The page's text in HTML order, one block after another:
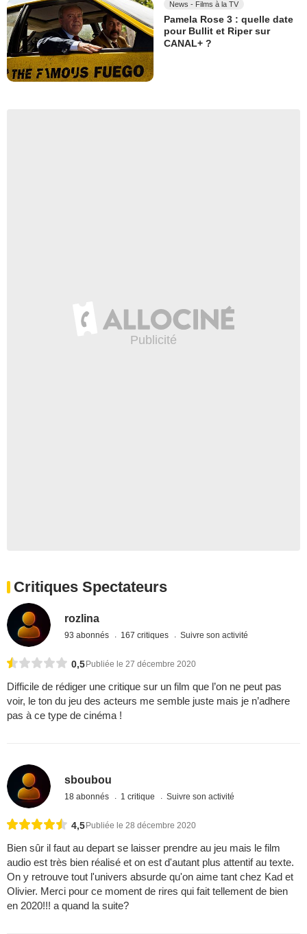
News - Films à la TV
Pamela Rose 3 : quelle date
pour Bullit et Riper sur
CANAL+ ?
Critiques Spectateurs
rozlina
93 abonnés 167 critiques Suivre son activité
0,5Publiée le 27 décembre 2020
Difficile de rédiger une critique sur un film que l’on ne peut pas
voir, le ton du jeu des acteurs me semble juste mais je n’adhere
pas à ce type de cinéma !
sboubou
18 abonnés 1 critique Suivre son activité
4,5 Publiée le 28 décembre 2020
Bien sûr il faut au depart se laisser prendre au jeu mais le film
audio est très bien réalisé et on est d'autant plus attentif au texte.
On y retrouve tout l'univers absurde qu'on aime tant chez Kad et
Olivier. Merci pour ce moment de rires qui fait tellement de bien
en 2020!!! a quand la suite?